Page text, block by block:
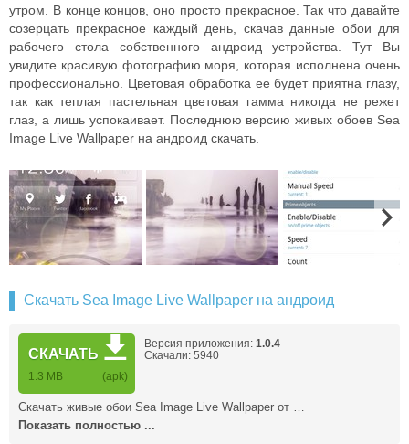
утром. В конце концов, оно просто прекрасное. Так что давайте
созерцать прекрасное каждый день, скачав данные обои для
рабочего стола собственного андроид устройства. Тут Вы
увидите красивую фотографию моря, которая исполнена очень
профессионально. Цветовая обработка ее будет приятна глазу,
так как теплая пастельная цветовая гамма никогда не режет
глаз, а лишь успокаивает. Последнюю версию живых обоев Sea
Image Live Wallpaper на андроид скачать.
Скачать Sea Image Live Wallpaper на андроид
СКАЧАТЬ
1.3 MB (apk)
Версия приложения: 1.0.4
Скачали: 5940
Скачать живые обои Sea Image Live Wallpaper от …
Показать полностью ...